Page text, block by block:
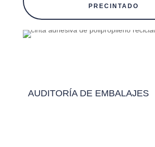
PRECINTADO
AUDITORÍA DE EMBALAJES